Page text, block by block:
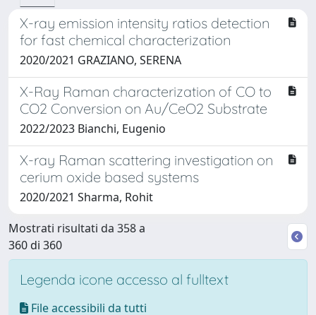
X-ray emission intensity ratios detection
for fast chemical characterization
2020/2021 GRAZIANO, SERENA
X-Ray Raman characterization of CO to
CO2 Conversion on Au/CeO2 Substrate
2022/2023 Bianchi, Eugenio
X-ray Raman scattering investigation on
cerium oxide based systems
2020/2021 Sharma, Rohit
Mostrati risultati da 358 a
360 di 360
Legenda icone accesso al fulltext
File accessibili da tutti